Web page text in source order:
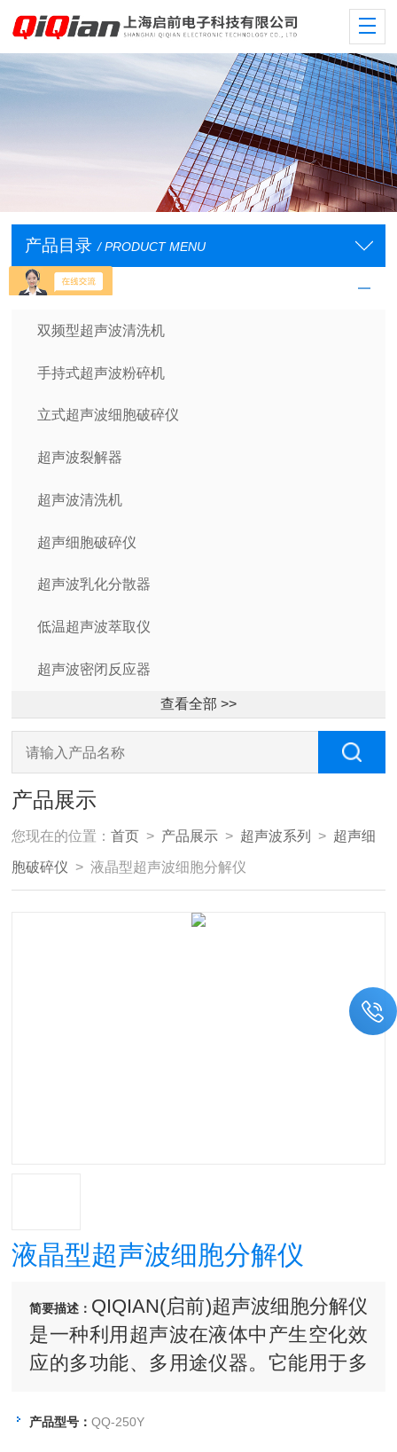
产品目录 / PRODUCT MENU
超声波系列
双频型超声波清洗机
手持式超声波粉碎机
立式超声波细胞破碎仪
超声波裂解器
超声波清洗机
超声细胞破碎仪
超声波乳化分散器
低温超声波萃取仪
超声波密闭反应器
查看全部 >>
产品展示
您现在的位置：首页 > 产品展示 > 超声波系列 > 超声细
胞破碎仪 > 液晶型超声波细胞分解仪
液晶型超声波细胞分解仪
简要描述： QIQIAN(启前)超声波细胞分解仪
是一种利用超声波在液体中产生空化效
应的多功能、多用途仪器。它能用于多
破碎，同时可用来乳化、分立、匀化、
产品型号：QQ-250Y